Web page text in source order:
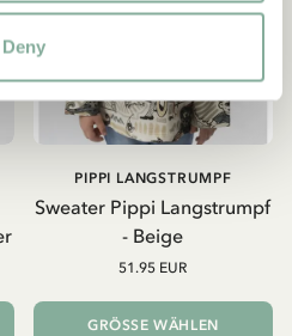
Deny
Sweater Pippi Langstrumpf
- Beige
PIPPI LANGSTRUMPF
51.95 EUR
GRÖSSE WÄHLEN